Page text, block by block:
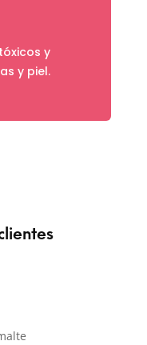
y
y piel.